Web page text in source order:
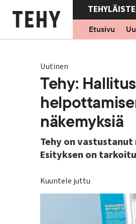
pääsisältöön
Etusivu
Uutinen
Tehy:
näkemyksiä
Tehy on
Esityksen on
Kuuntele juttu